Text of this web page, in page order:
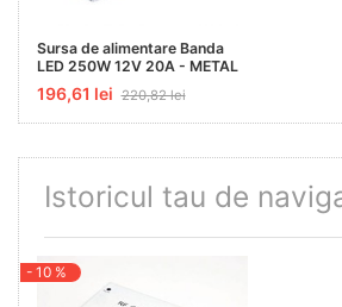
Sursa de alimentare Banda
LED 250W 12V 20A - METAL
196,61 lei 220,82 lei
Istoricul tau de
- 10 %